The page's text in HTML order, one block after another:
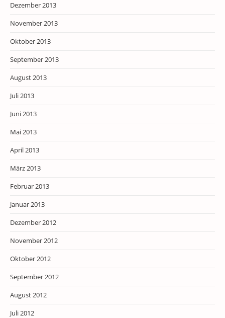
Dezember 2013
November 2013
Oktober 2013
September 2013
August 2013
Juli 2013
Juni 2013
Mai 2013
April 2013
März 2013
Februar 2013
Januar 2013
Dezember 2012
November 2012
Oktober 2012
September 2012
August 2012
Juli 2012